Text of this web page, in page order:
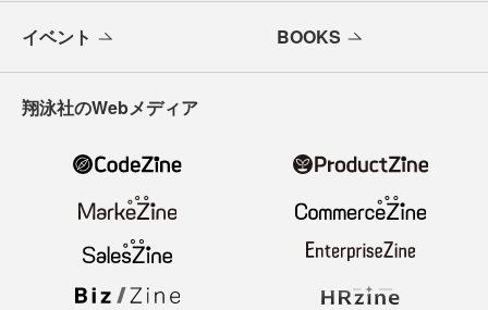
イベント BOOKS
翔泳社のWebメディア